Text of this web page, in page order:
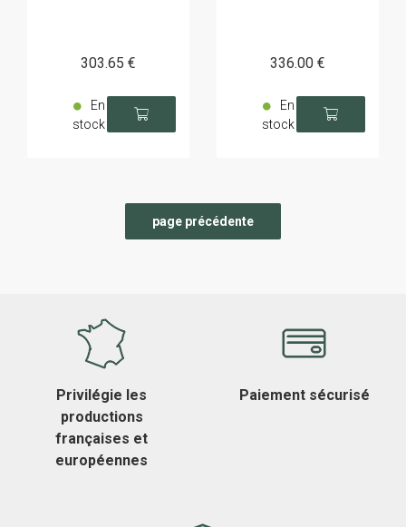
303.65 €
En
stock
336.00 €
En
stock
Privilégie les
productions
françaises et
européennes
Paiement sécurisé